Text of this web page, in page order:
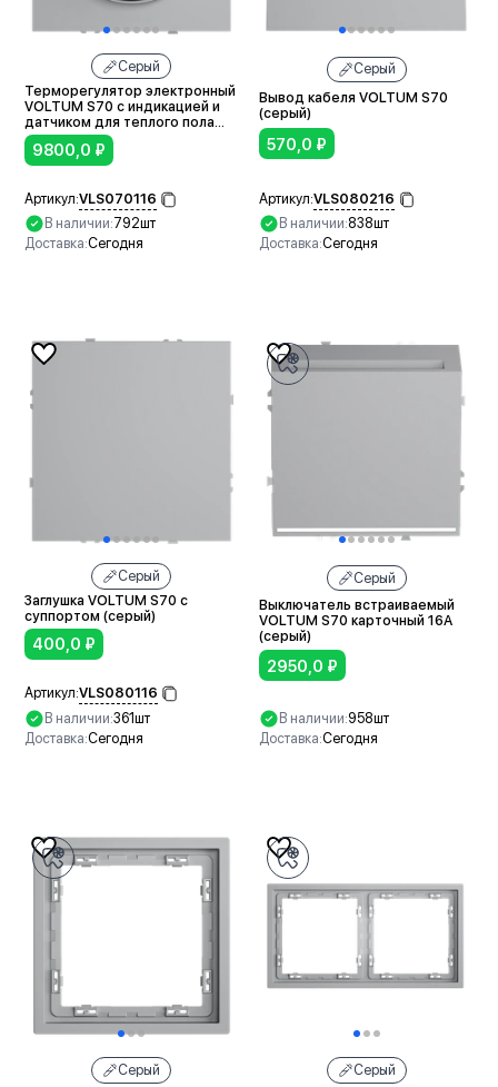
Серый
Терморегулятор электронный
VOLTUM S70 с индикацией и
датчиком для теплого пола
(серый)
9800,0 ₽
Артикул:VLS070116
В наличии:792шт
Доставка:Сегодня
Серый
Вывод кабеля VOLTUM S70
(серый)
570,0 ₽
Артикул:VLS080216
В наличии:838шт
Доставка:Сегодня
Серый
Заглушка VOLTUM S70 с
суппортом (серый)
400,0 ₽
Артикул:VLS080116
В наличии:361шт
Доставка:Сегодня
Серый
Выключатель встраиваемый
VOLTUM S70 карточный 16А
(серый)
2950,0 ₽
В наличии:958шт
Доставка:Сегодня
Серый
Серый